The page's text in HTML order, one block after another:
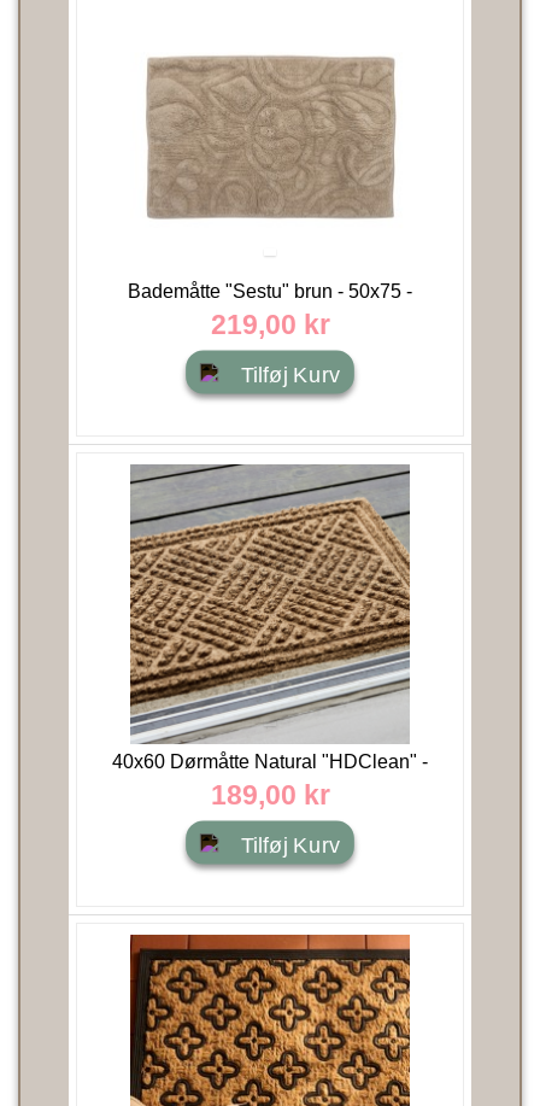
Bademåtte "Sestu" brun - 50x75 -
Bloomingville
219,00 kr
Tilføj Kurv
40x60 Dørmåtte Natural "HDClean" -
House Doctor
189,00 kr
Tilføj Kurv